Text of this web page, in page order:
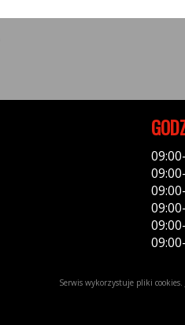
Serwis wykorzystuje pliki